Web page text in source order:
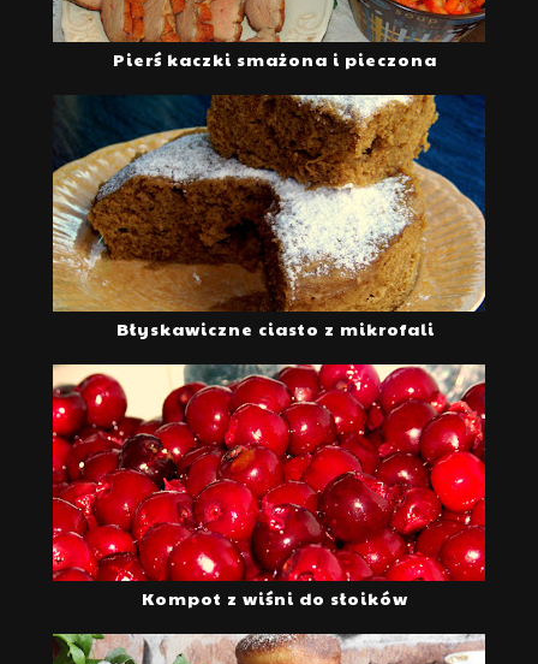
Pierś kaczki smażona i pieczona
Błyskawiczne ciasto z mikrofali
Kompot z wiśni do słoików